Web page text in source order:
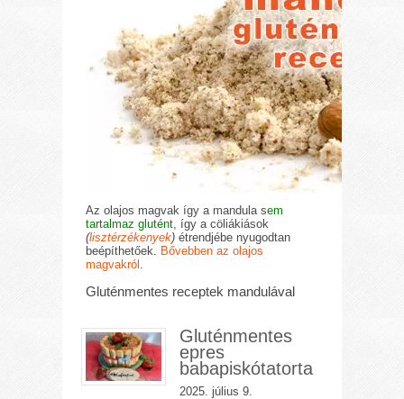
Az olajos magvak így a mandula sem
tartalmaz glutént, így a cöliákiások
(lisztérzékenyek) étrendjébe nyugodtan
beépíthetőek. Bővebben az olajos
magvakról .
Gluténmentes receptek mandulával
Gluténmentes
epres
babapiskótatorta
2025. július 9.